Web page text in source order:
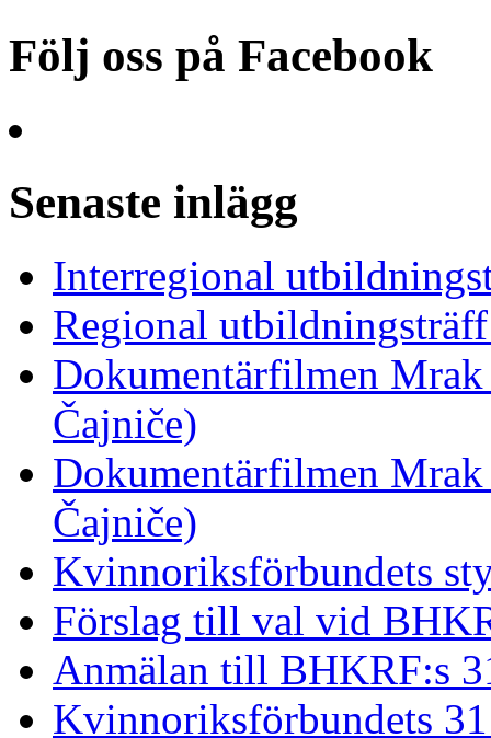
Följ oss på Facebook
Senaste inlägg
Interregional
Regional
Dokumentärfilmen
Čajniče)
Dokumentärfilmen
Čajniče)
Kvinnoriksförbundets
Förslag till val vid
Anmälan till BHKRF:s
Kvinnoriksförbundets